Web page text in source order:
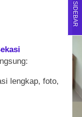
lengkap, foto,
SIDEBAR